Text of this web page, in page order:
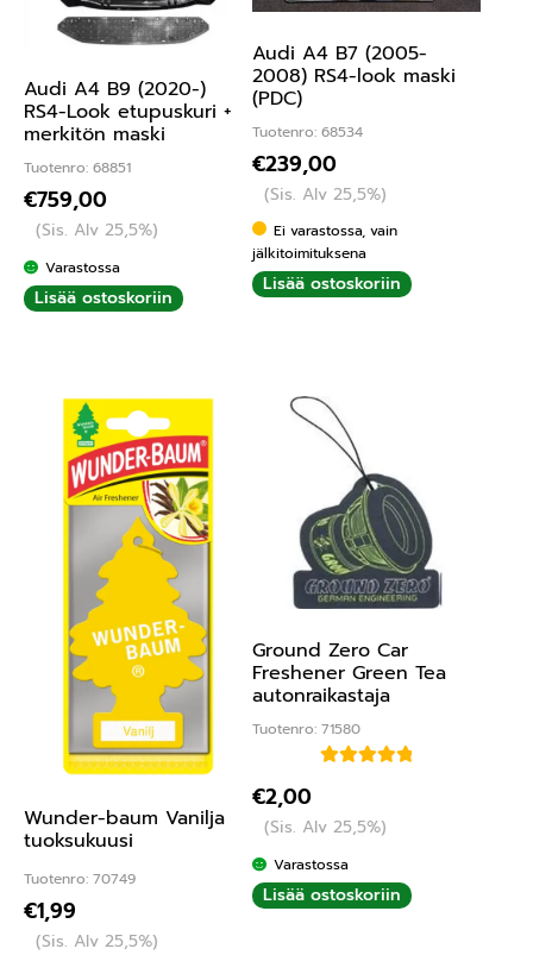
Audi A4 B9 (2020-)
RS4-Look etupuskuri +
merkitön maski
Tuotenro: 68851
€759,00
(Sis. Alv 25,5%)
Varastossa
Lisää ostoskoriin
Audi A4 B7 (2005-
2008) RS4-look maski
(PDC)
Tuotenro: 68534
€239,00
(Sis. Alv 25,5%)
Ei varastossa, vain
jälkitoimituksena
Lisää ostoskoriin
Wunder-baum Vanilja
tuoksukuusi
Tuotenro: 70749
€1,99
(Sis. Alv 25,5%)
Ground Zero Car
Freshener Green Tea
autonraikastaja
Tuotenro: 71580
5.00/ 5
€2,00
(Sis. Alv 25,5%)
Varastossa
Lisää ostoskoriin